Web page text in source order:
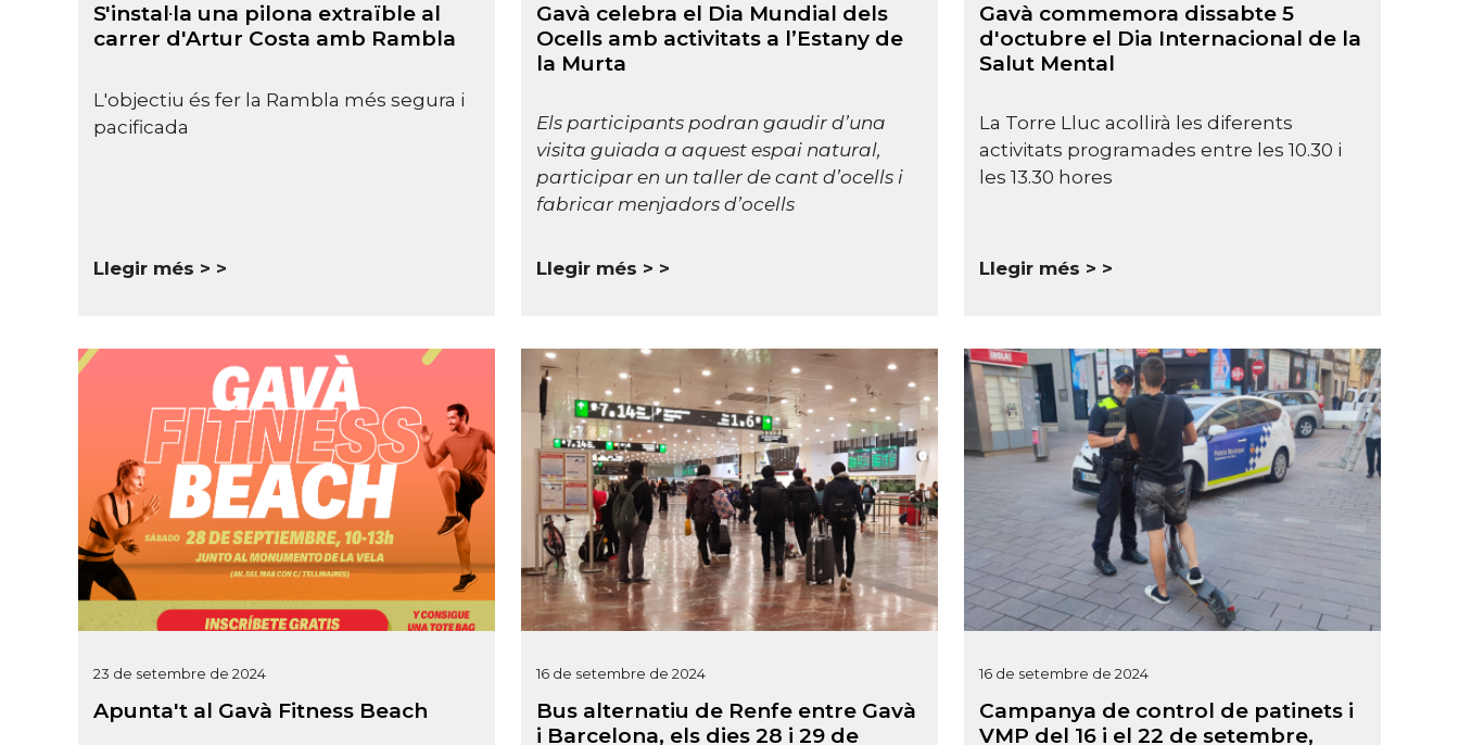
S'instal·la una pilona extraïble al
carrer d'Artur Costa amb Rambla
L'objectiu és fer la Rambla més segura i
pacificada
Llegir més >
Gavà celebra el Dia Mundial dels
Ocells amb activitats a l’Estany de
la Murta
Els participants podran gaudir d’una
visita guiada a aquest espai natural,
participar en un taller de cant d’ocells i
fabricar menjadors d’ocells
Llegir més >
Gavà commemora dissabte 5
d'octubre el Dia Internacional de la
Salut Mental
La Torre Lluc acollirà les diferents
activitats programades entre les 10.30 i
les 13.30 hores
Llegir més >
23 de setembre de 2024
Apunta't al Gavà Fitness Beach
16 de setembre de 2024
Bus alternatiu de Renfe entre Gavà
i Barcelona, els dies 28 i 29 de
16 de setembre de 2024
Campanya de control de patinets i
VMP del 16 i el 22 de setembre,